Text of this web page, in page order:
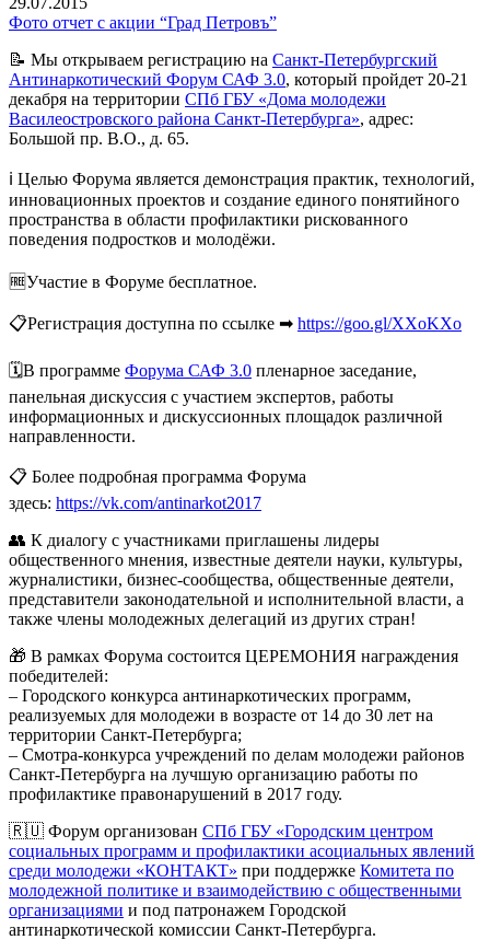
Фото отчет с акции “Град Петровъ”
📝 Мы открываем регистрацию на Санкт-Петербургский
Антинаркотический Форум САФ 3.0, который пройдет 20-21
декабря на территории СПб ГБУ «Дома молодежи
Василеостровского района Санкт-Петербурга», адрес:
Большой пр. В.О., д. 65.
ℹ Целью Форума является демонстрация практик, технологий,
инновационных проектов и создание единого понятийного
пространства в области профилактики рискованного
поведения подростков и молодёжи.
🆓Участие в Форуме бесплатное.
📋Регистрация доступна по ссылке ➡ https://goo.gl/XXoKXo
🗓В программе Форума САФ 3.0 пленарное заседание,
панельная дискуссия с участием экспертов, работы
информационных и дискуссионных площадок различной
направленности.
📋 Более подробная программа Форума
здесь: https://vk.com/antinarkot2017
👥 К диалогу с участниками приглашены лидеры
общественного мнения, известные деятели науки, культуры,
журналистики, бизнес-сообщества, общественные деятели,
представители законодательной и исполнительной власти, а
также члены молодежных делегаций из других стран!
🎁 В рамках Форума состоится ЦЕРЕМОНИЯ награждения
победителей:
– Городского конкурса антинаркотических программ,
реализуемых для молодежи в возрасте от 14 до 30 лет на
территории Санкт-Петербурга;
– Смотра-конкурса учреждений по делам молодежи районов
Санкт-Петербурга на лучшую организацию работы по
профилактике правонарушений в 2017 году.
🇷🇺 Форум организован СПб ГБУ «Городским центром
социальных программ и профилактики асоциальных явлений
среди молодежи «КОНТАКТ» при поддержке Комитета по
молодежной политике и взаимодействию с общественными
организациями и под патронажем Городской
антинаркотической комиссии Санкт-Петербурга.